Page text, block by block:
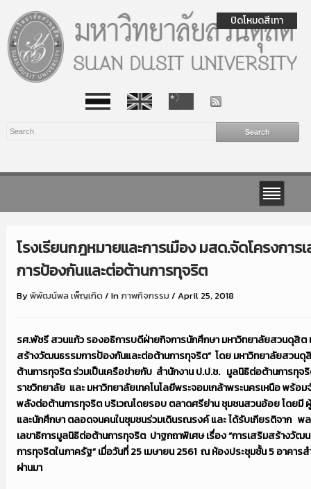
โรงเรียนกฎหมายและการเมือง มสด.จัดโครงกา
การป้องกันและต่อต้านการทุจริต
Byพิพัฒน์พล เพ็ญเกิด / Inภาพกิจกรรม / April 25, 2018
รศ.พัชรี สวนแก้ว รองอธิการบดีฝ่ายกิจการนักศึกษา มหาวิทยาลัยสวนดุสิต เ
สร้างวัฒนธรรมการป้องกันและต่อต้านการทุจริต” โดย มหาวิทยาลัยสวน
ต้านการทุจริต ร่วมเป็นเครือข่ายกับ สำนักงาน ป.ป.ช. มูลนิธิต่อต้านการทุ
ราชวิทยาลัย และ มหาวิทยาลัยเทคโนโลยีพระจอมเกล้าพระนครเหนือ พร้อ
พลังต่อต้านการทุจริต บริเวณโดยรอบ ตลาดศรีย่าน ชุมชนสวนอ้อย โดยมี
และนักศึกษา ตลอดจนคนในชุมชนร่วมเดินรณรงค์และ ได้รับเกียรติจาก พ
เลขาธิการมูลนิธิต่อต้านการทุจริต ปาฐกถาพิเศษ เรื่อง“การเสริมสร้างวัฒ
การทุจริตในภาครัฐ”เมื่อวันที่25เมษายน2561ณ ห้องประชุมชั้น 5 อาคาร
ผ่านมา
ปิดโหมดสีเทา